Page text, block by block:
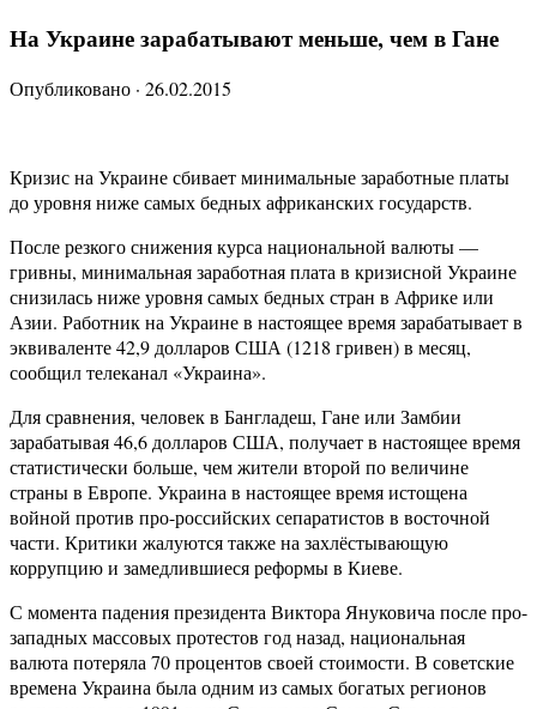
На Украине зарабатывают меньше, чем в Гане
Опубликовано · 26.02.2015
Кризис на Украине сбивает минимальные заработные платы
до уровня ниже самых бедных африканских государств.
После резкого снижения курса национальной валюты —
гривны, минимальная заработная плата в кризисной Украине
снизилась ниже уровня самых бедных стран в Африке или
Азии. Работник на Украине в настоящее время зарабатывает в
эквиваленте 42,9 долларов США (1218 гривен) в месяц,
сообщил телеканал «Украина».
Для сравнения, человек в Бангладеш, Гане или Замбии
зарабатывая 46,6 долларов США, получает в настоящее время
статистически больше, чем жители второй по величине
страны в Европе. Украина в настоящее время истощена
войной против про-российских сепаратистов в восточной
части. Критики жалуются также на захлёстывающую
коррупцию и замедлившиеся реформы в Киеве.
С момента падения президента Виктора Януковича после про-
западных массовых протестов год назад, национальная
валюта потеряла 70 процентов своей стоимости. В советские
времена Украина была одним из самых богатых регионов